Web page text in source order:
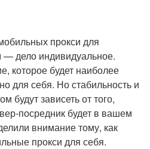
прокси для
дело индивидуальное.
которое будет наиболее
для себя. Но стабильность и
будут зависеть от того,
посредник будет в вашем
внимание тому, как
прокси для себя.